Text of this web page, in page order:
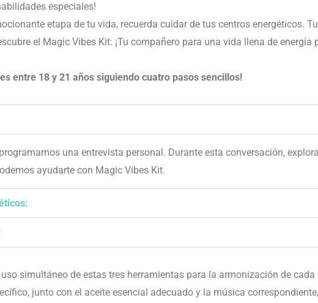
especiales!
etapa de tu vida, recuerda cuidar de tus centros energéticos.
el Magic Vibes Kit: ¡Tu compañero para una vida llena de energía
entre 18 y 21 años siguiendo cuatro pasos sencillos!
una entrevista personal. Durante esta conversación,
ayudarte con Magic Vibes Kit.
simultáneo de estas tres herramientas para la armonización de
junto con el aceite esencial adecuado y la música